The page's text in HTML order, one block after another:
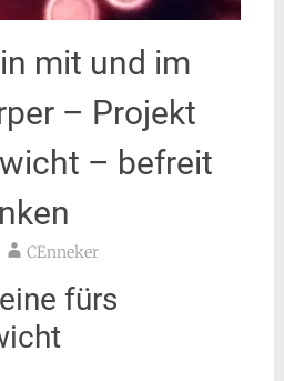
mit und im
– Projekt
– befreit
CEnneker
fürs